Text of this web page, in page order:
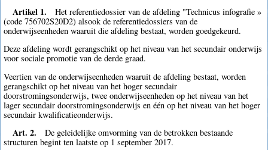
Artikel 1.
Het referentiedossier van de afdeling "Technicus infografie »
(code 756702S20D2) alsook de referentiedossiers van de
onderwijseenheden waaruit die afdeling bestaat, worden goedgekeurd.
Deze afdeling wordt gerangschikt op het niveau van het secundair onderwijs
voor sociale promotie van de derde graad.
Veertien van de onderwijseenheden waaruit de afdeling bestaat, worden
gerangschikt op het niveau van het hoger secundair
doorstromingsonderwijs, twee onderwijseenheden op het niveau van het
lager secundair doorstromingsonderwijs en één op het niveau van het hoger
secundair kwalificatieonderwijs.
Art. 2.
De geleidelijke omvorming van de betrokken bestaande
structuren begint ten laatste op 1 september 2017.